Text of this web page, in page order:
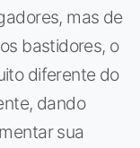
mas de
bastidores, o
diferente do
dando
sua